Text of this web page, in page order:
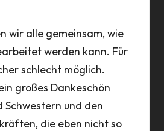
wir alle gemeinsam, wie
werden kann. Für
schlecht möglich.
großes Dankeschön
Schwestern und den
die eben nicht so